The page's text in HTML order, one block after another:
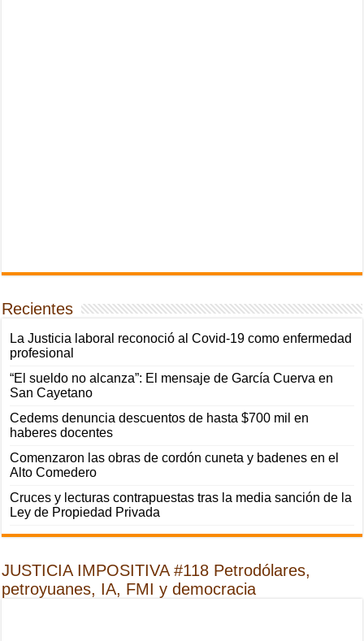
Recientes
La Justicia laboral reconoció al Covid-19 como enfermedad
profesional
“El sueldo no alcanza”: El mensaje de García Cuerva en
San Cayetano
Cedems denuncia descuentos de hasta $700 mil en
haberes docentes
Comenzaron las obras de cordón cuneta y badenes en el
Alto Comedero
Cruces y lecturas contrapuestas tras la media sanción de la
Ley de Propiedad Privada
JUSTICIA IMPOSITIVA #118 Petrodólares,
petroyuanes, IA, FMI y democracia